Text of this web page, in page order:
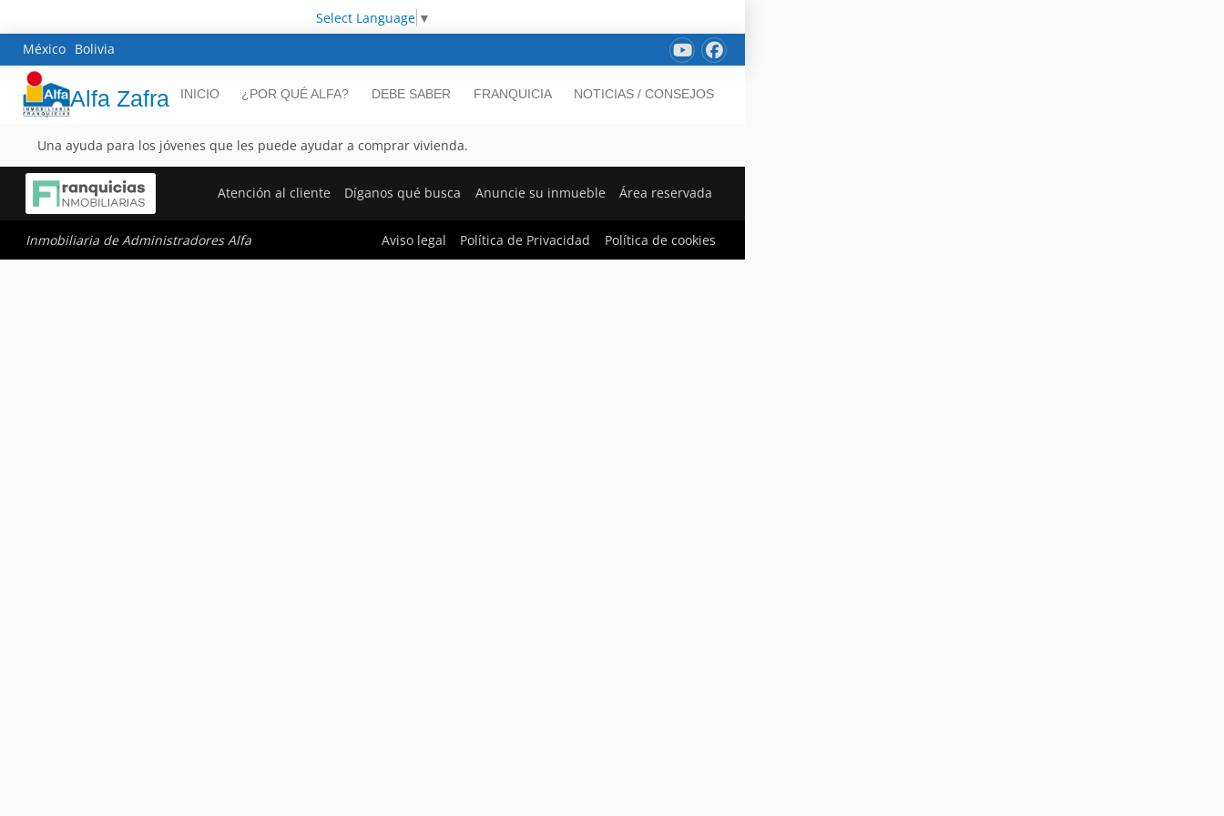
Select Language ▼
México Bolivia
Alfa Zafra INICIO ¿POR QUÉ ALFA? DEBE SABER FRANQUICIA NOTICIAS / CONSEJOS
Una ayuda para los jóvenes que les puede ayudar a comprar vivienda.
Atención al cliente Díganos qué busca Anuncie su inmueble Área reservada
Inmobiliaria de Administradores Alfa Aviso legal Política de Privacidad Política de cookies